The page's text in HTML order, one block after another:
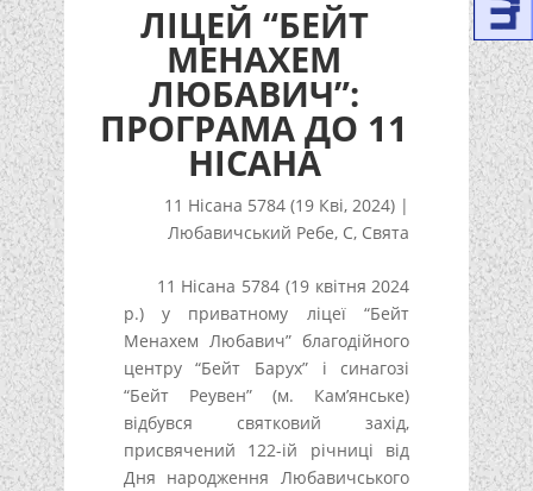
ЛІЦЕЙ “БЕЙТ
МЕНАХЕМ
ЛЮБАВИЧ”:
ПРОГРАМА ДО 11
НІСАНА
11 Нісана 5784 (19 Кві, 2024) |
Любавичський Ребе, С, Свята
11 Нісана 5784 (19 квітня 2024
р.) у приватному ліцеї “Бейт
Менахем Любавич” благодійного
центру “Бейт Барух” і синагозі
“Бейт Реувен” (м. Кам’янське)
відбувся святковий захід,
присвячений 122-ій річниці від
Дня народження Любавичського